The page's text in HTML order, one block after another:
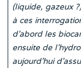
(liquide, gazeux
à ces
d’abord les
ensuite de
aujourd’hui